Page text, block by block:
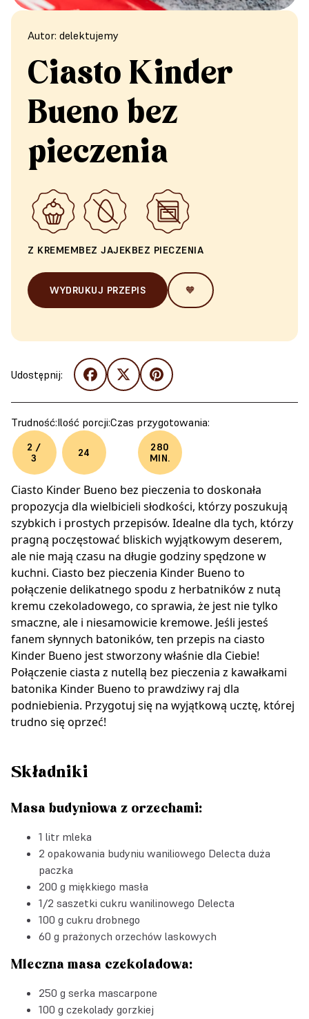
Autor: delektujemy
Ciasto Kinder
Bueno bez
pieczenia
Z KREMEMBEZ JAJEKBEZ PIECZENIA
WYDRUKUJ PRZEPIS 🧡
Udostępnij:
Trudność:
2 /
3
Ilość porcji:
24
Czas przygotowania:
280
MIN.
Ciasto Kinder Bueno bez pieczenia to doskonała
propozycja dla wielbicieli słodkości, którzy poszukują
szybkich i prostych przepisów. Idealne dla tych, którzy
pragną poczęstować bliskich wyjątkowym deserem,
ale nie mają czasu na długie godziny spędzone w
kuchni. Ciasto bez pieczenia Kinder Bueno to
połączenie delikatnego spodu z herbatników z nutą
kremu czekoladowego, co sprawia, że jest nie tylko
smaczne, ale i niesamowicie kremowe. Jeśli jesteś
fanem słynnych batoników, ten przepis na ciasto
Kinder Bueno jest stworzony właśnie dla Ciebie!
Połączenie ciasta z nutellą bez pieczenia z kawałkami
batonika Kinder Bueno to prawdziwy raj dla
podniebienia. Przygotuj się na wyjątkową ucztę, której
trudno się oprzeć!
Składniki
Masa budyniowa z orzechami:
1 litr mleka
2 opakowania budyniu waniliowego Delecta duża
paczka
200 g miękkiego masła
1/2 saszetki cukru wanilinowego Delecta
100 g cukru drobnego
60 g prażonych orzechów laskowych
Mleczna masa czekoladowa:
250 g serka mascarpone
100 g czekolady gorzkiej